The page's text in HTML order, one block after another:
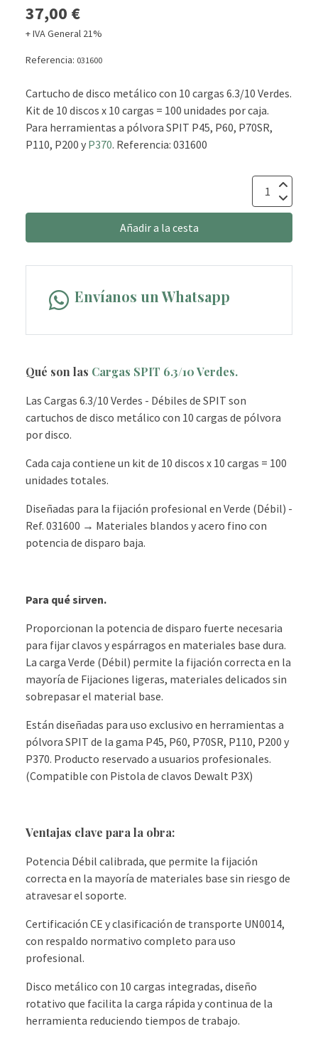
37,00 €
+ IVA General 21%
Referencia: 031600
Cartucho de disco metálico con 10 cargas 6.3/10 Verdes.
Kit de 10 discos x 10 cargas = 100 unidades por caja.
Para herramientas a pólvora SPIT P45, P60, P70SR,
P110, P200 y P370. Referencia: 031600
Añadir a la cesta
Envíanos un Whatsapp
Qué son las Cargas SPIT 6.3/10 Verdes.
Las Cargas 6.3/10 Verdes - Débiles de SPIT son
cartuchos de disco metálico con 10 cargas de pólvora
por disco.
Cada caja contiene un kit de 10 discos x 10 cargas = 100
unidades totales.
Diseñadas para la fijación profesional en Verde (Débil) -
Ref. 031600 → Materiales blandos y acero fino con
potencia de disparo baja.
Para qué sirven.
Proporcionan la potencia de disparo fuerte necesaria
para fijar clavos y espárragos en materiales base dura.
La carga Verde (Débil) permite la fijación correcta en la
mayoría de Fijaciones ligeras, materiales delicados sin
sobrepasar el material base.
Están diseñadas para uso exclusivo en herramientas a
pólvora SPIT de la gama P45, P60, P70SR, P110, P200 y
P370. Producto reservado a usuarios profesionales.
(Compatible con Pistola de clavos Dewalt P3X)
Ventajas clave para la obra:
Potencia Débil calibrada, que permite la fijación
correcta en la mayoría de materiales base sin riesgo de
atravesar el soporte.
Certificación CE y clasificación de transporte UN0014,
con respaldo normativo completo para uso
profesional.
Disco metálico con 10 cargas integradas, diseño
rotativo que facilita la carga rápida y continua de la
herramienta reduciendo tiempos de trabajo.